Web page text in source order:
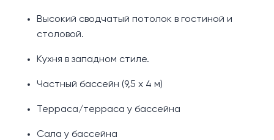
Высокий сводчатый потолок в гостиной и
столовой.
Кухня в западном стиле.
Частный бассейн (9,5 х 4 м)
Терраса/терраса у бассейна
Сала у бассейна